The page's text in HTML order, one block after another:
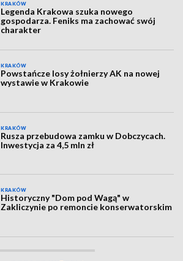
KRAKÓW
Legenda Krakowa szuka nowego
gospodarza. Feniks ma zachować swój
charakter
KRAKÓW
Powstańcze losy żołnierzy AK na nowej
wystawie w Krakowie
KRAKÓW
Rusza przebudowa zamku w Dobczycach.
Inwestycja za 4,5 mln zł
KRAKÓW
Historyczny "Dom pod Wagą" w
Zakliczynie po remoncie konserwatorskim